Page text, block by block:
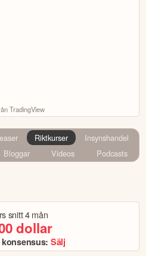
TradingView
Riktkurser
Insynshandel
Bloggar Videos Podcasts
snitt4 mån
dollar
Sälj